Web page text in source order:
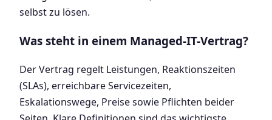
selbst zu lösen.
Was steht in einem Managed-IT-Vertrag?
Der Vertrag regelt Leistungen, Reaktionszeiten
(SLAs), erreichbare Servicezeiten,
Eskalationswege, Preise sowie Pflichten beider